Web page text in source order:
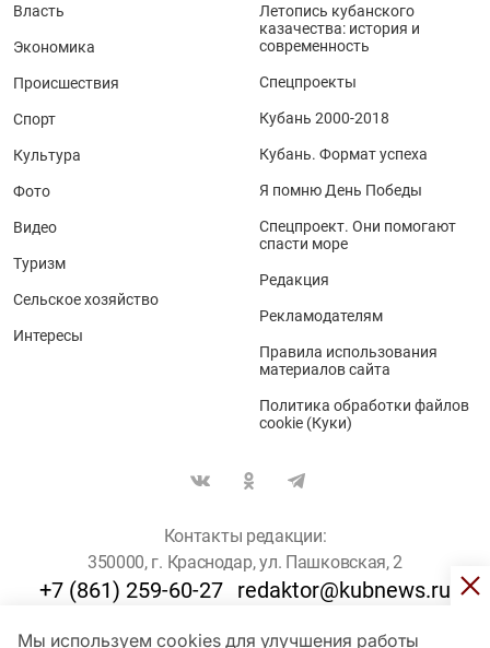
Мы используем cookies для улучшения работы
Власть
Экономика
Происшествия
Спорт
Культура
Фото
Видео
Туризм
Сельское хозяйство
Интересы
Летопись кубанского
казачества: история и
современность
Спецпроекты
Кубань 2000-2018
Кубань. Формат успеха
Я помню День Победы
Спецпроект. Они помогают
спасти море
Редакция
Рекламодателям
Правила использования
материалов сайта
Политика обработки файлов
cookie (Куки)
Контакты редакции:
350000, г. Краснодар, ул. Пашковская, 2
+7 (861) 259-60-27 redaktor@kubnews.ru